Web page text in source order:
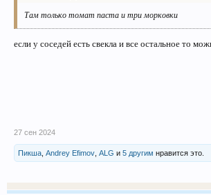
Там только томат паста и три морковки
если у соседей есть свекла и все остальное то
27 сен 2024
Пикша Andrey Efimov ALG и 5 другим нравится это.